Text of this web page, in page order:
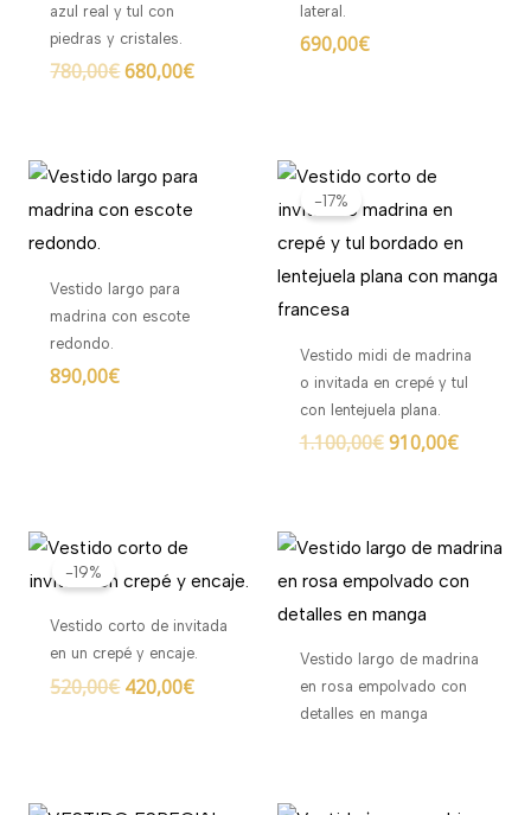
azul real y tul con
piedras y cristales.
780,00€680,00€
lateral.
690,00€
Vestido largo para
madrina con escote
redondo.
890,00€
-17%
Vestido midi de madrina
o invitada en crepé y tul
con lentejuela plana.
1.100,00€
El
original
era:
910,00€
es:
-19%
Vestido corto de invitada
en un crepé y encaje.
520,00€
El
original
520,00€.
420,00€
actual
es:
420,00€.
Vestido largo de madrina
en rosa empolvado con
detalles en manga